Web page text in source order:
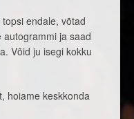
endale, võtad
ja saad
Võid ju isegi kokku
hoiame keskkonda